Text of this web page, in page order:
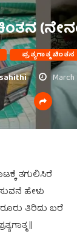
ಚಿಂತನ
ಪ್ರತ್ಯಗಾತ್ಮ ಚಿಂತನ
March
ತಗುಲಿಸಿರೆ
ಹೇಳು
ತಿರಿದು ಬರೆ
||